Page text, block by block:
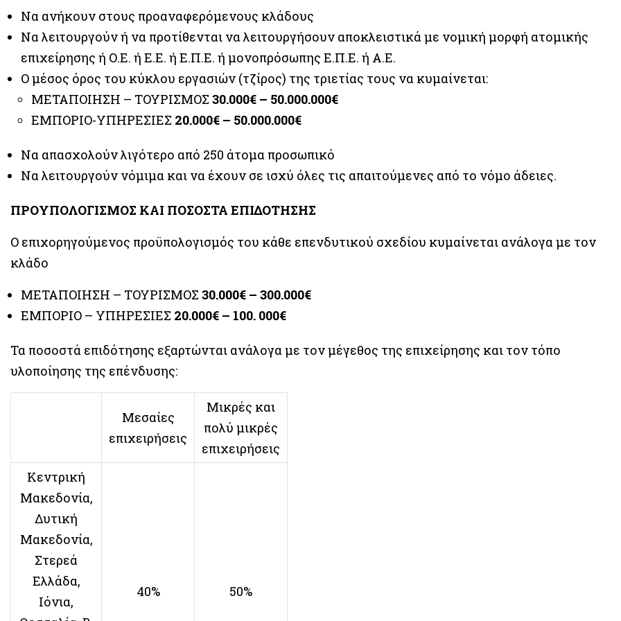
Να ανήκουν στους προαναφερόμενους κλάδους
Να λειτουργούν ή να προτίθενται να λειτουργήσουν αποκλειστικά με νομική μορφή ατομικής
επιχείρησης ή Ο.Ε. ή Ε.Ε. ή Ε.Π.Ε. ή μονοπρόσωπης Ε.Π.Ε. ή Α.Ε.
Ο μέσος όρος του κύκλου εργασιών (τζίρος) της τριετίας τους να κυμαίνεται:
ΜΕΤΑΠΟΙΗΣΗ – ΤΟΥΡΙΣΜΟΣ 30.000€ – 50.000.000€
ΕΜΠΟΡΙΟ-ΥΠΗΡΕΣΙΕΣ 20.000€ – 50.000.000€
Να απασχολούν λιγότερο από 250 άτομα προσωπικό
Να λειτουργούν νόμιμα και να έχουν σε ισχύ όλες τις απαιτούμενες από το νόμο άδειες.
ΠΡΟΥΠΟΛΟΓΙΣΜΟΣ ΚΑΙ ΠΟΣΟΣΤΑ ΕΠΙΔΟΤΗΣΗΣ
Ο επιχορηγούμενος προϋπολογισμός του κάθε επενδυτικού σχεδίου κυμαίνεται ανάλογα με τον
κλάδο
ΜΕΤΑΠΟΙΗΣΗ – ΤΟΥΡΙΣΜΟΣ 30.000€ – 300.000€
ΕΜΠΟΡΙΟ – ΥΠΗΡΕΣΙΕΣ 20.000€ – 100. 000€
Τα ποσοστά επιδότησης εξαρτώνται ανάλογα με τον μέγεθος της επιχείρησης και τον τόπο
υλοποίησης της επένδυσης:
Μεσαίες
επιχειρήσεις
Μικρές και
πολύ μικρές
επιχειρήσεις
Κεντρική
Μακεδονία,
Δυτική
Μακεδονία,
Στερεά
Ελλάδα,
Ιόνια,
40% 50%